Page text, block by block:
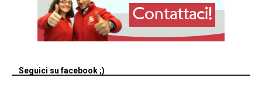
Seguici su facebook ;)